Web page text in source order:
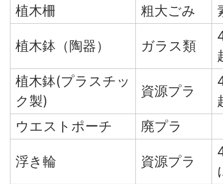
植木柵 粗大ごみ
植木鉢（陶器） ガラス類
植木鉢(プラスチッ
ク製)
資源プラ
ウエストポーチ
廃プラ
浮き輪 資源プラ